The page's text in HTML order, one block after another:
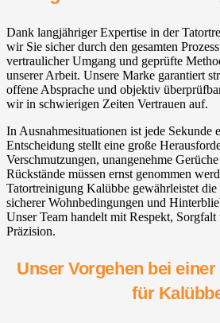
Dank langjähriger Expertise in der
wir Sie sicher durch den gesamten
vertraulicher Umgang und geprüfte
unserer Arbeit. Unsere Marke garantiert
offene Absprache und objektiv
wir in schwierigen Zeiten Vertrauen auf.
In Ausnahmesituationen ist jede Sekunde
Entscheidung stellt eine große
Verschmutzungen, unangenehme
Rückstände müssen ernst genommen
Tatortreinigung Kalübbe gewährleistet
sicherer Wohnbedingungen und
Unser Team handelt mit Respekt, Sorgfalt
Präzision.
Unser Vorgehen bei
für